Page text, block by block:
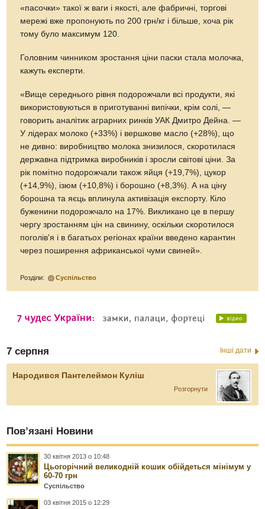
«пасочки» такої ж ваги і якості, але фабричні, торгові
мережі вже пропонують по 200 грн/кг і більше, хоча рік
тому було максимум 120.
Головним чинником зростання ціни паски стала молочка,
кажуть експерти.
«Вище середнього рівня подорожчали всі продукти, які
використовуються в приготуванні випічки, крім солі, —
говорить аналітик аграрних ринків УАК Дмитро Дейна. —
У лідерах молоко (+33%) і вершкове масло (+28%), що
не дивно: виробництво молока знизилося, скоротилася
державна підтримка виробників і зросли світові ціни. За
рік помітно подорожчали також яйця (+19,7%), цукор
(+14,9%), ізюм (+10,8%) і борошно (+8,3%). А на ціну
борошна та яєць вплинула активізація експорту. Кіло
буженини подорожчало на 17%. Викликано це в першу
чергу зростанням цін на свинину, оскільки скоротилося
поголів'я і в багатьох регіонах країни введено карантин
через поширення африканської чуми свиней».
Розділи: Суспільство
7 серпня Інші дати
Народився Пантелеймон Куліш
Розгорнути
Пов’язані Новини
30 квітня 2013 о 10:48
Цьогорічний великодній кошик обійдеться мінімум у
60-70 грн
Суспільство
03 квітня 2015 о 12:29